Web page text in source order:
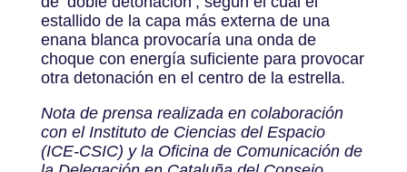
estallido de la capa más externa de una
enana blanca provocaría una onda de
choque con energía suficiente para provocar
otra detonación en el centro de la estrella.
Nota de prensa realizada en colaboración
con el Instituto de Ciencias del Espacio
(ICE-CSIC) y la Oficina de Comunicación de